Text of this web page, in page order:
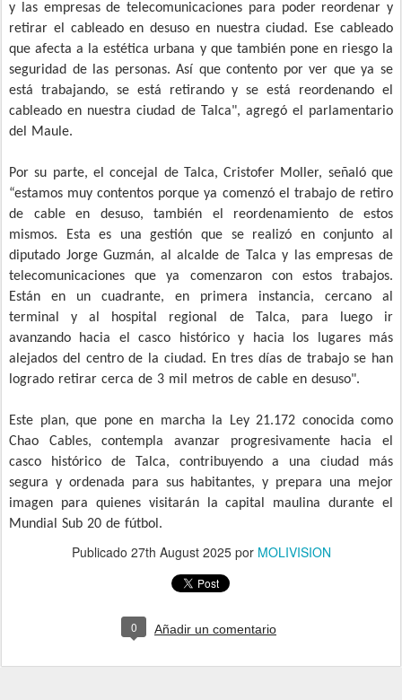
y las empresas de telecomunicaciones para poder reordenar y
retirar el cableado en desuso en nuestra ciudad. Ese cableado
que afecta a la estética urbana y que también pone en riesgo la
seguridad de las personas. Así que contento por ver que ya se
está trabajando, se está retirando y se está reordenando el
cableado en nuestra ciudad de Talca", agregó el parlamentario
del Maule.
Por su parte, el concejal de Talca, Cristofer Moller, señaló que
“estamos muy contentos porque ya comenzó el trabajo de retiro
de cable en desuso, también el reordenamiento de estos
mismos. Esta es una gestión que se realizó en conjunto al
diputado Jorge Guzmán, al alcalde de Talca y las empresas de
telecomunicaciones que ya comenzaron con estos trabajos.
Están en un cuadrante, en primera instancia, cercano al
terminal y al hospital regional de Talca, para luego ir
avanzando hacia el casco histórico y hacia los lugares más
alejados del centro de la ciudad. En tres días de trabajo se han
logrado retirar cerca de 3 mil metros de cable en desuso".
Este plan, que pone en marcha la Ley 21.172 conocida como
Chao Cables, contempla avanzar progresivamente hacia el
casco histórico de Talca, contribuyendo a una ciudad más
segura y ordenada para sus habitantes, y prepara una mejor
imagen para quienes visitarán la capital maulina durante el
Mundial Sub 20 de fútbol.
Publicado 27th August 2025por MOLIVISION
0 Añadir un comentario